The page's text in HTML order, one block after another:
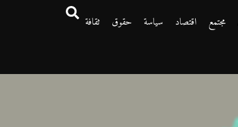
مجتمع اقتصاد سياسة حقوق
ثقافة